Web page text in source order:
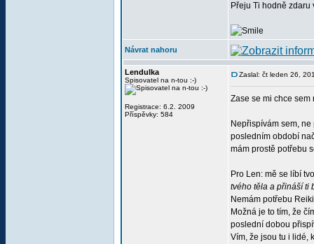
Přeju Ti hodně zdaru
Návrat nahoru
Lendulka
Spisovatel na n-tou :-)
Registrace: 6.2. 2009
Příspěvky: 584
Zaslal: čt leden 26,
Zase se mi chce sem
Nepřispívám sem,
posledním období
mám prostě potřebu
Pro Len: mě se líbí
tvého těla a přináší ti
Nemám potřebu
Možná je to tím, že
poslední dobou
Vím, že jsou tu i lidé,